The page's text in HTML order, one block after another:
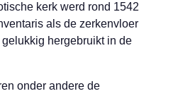
kerk werd rond 1542
als de zerkenvloer
hergebruikt in de
onder andere de